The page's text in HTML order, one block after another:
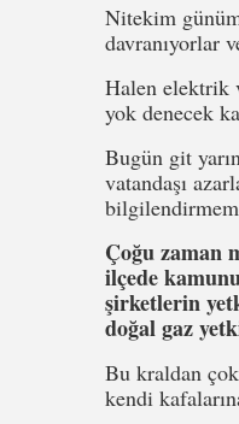
Nitekim
davranıyorlar
Halen elektrik
yok denecek
Bugün git
vatandaşı
Çoğu zaman
ilçede
şirketlerin
doğal gaz
Bu kraldan
kendi